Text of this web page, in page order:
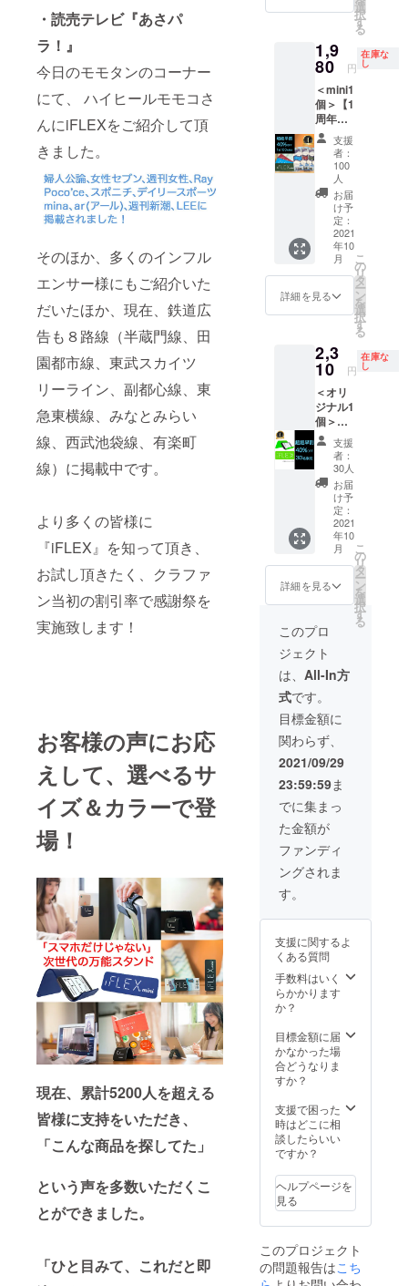
・読売テレビ『あさパ
ラ！』
今日のモモタンのコーナー
にて、 ハイヒールモモコさ
んにiFLEXをご紹介して頂
きました。
そのほか、多くのインフル
エンサー様にもご紹介いた
だいたほか、現在、鉄道広
告も８路線（半蔵門線、田
園都市線、東武スカイツ
リーライン、副都心線、東
急東横線、みなとみらい
線、西武池袋線、有楽町
線）に掲載中です。
より多くの皆様に
『iFLEX』を知って頂き、
お試し頂きたく、クラファ
ン当初の割引率で感謝祭を
実施致します！
お客様の声にお応
えして、選べるサ
イズ＆カラーで登
場！
現在、累計5200人を超える
皆様に支持をいただき、
「こんな商品を探してた」
という声を多数いただくこ
とができました。
「ひと目みて、これだと即
カラー
はイ
です。
※ネコポ
ス にて
発送予
定で
す。 ※
製造状
況によ
り出荷
時期が
遅れる
場合、
早急に
致しま
す。
格：
3,850円
送料
込） の
【35％
OFF】
→
2,503円
【内
容】
■iFLEX
オリジ
ナル × 1
個（ラ
イムグ
リー
ン） ※
写真の
カラー
はイ
ス にて
発送予
す。 ※
製造状
況によ
り出荷
時期が
遅れる
場合、
早急に
ご連絡
致しま
す。
選
択
す
る
1,9
80 円
在庫な
し
＜mini1
個＞【1
周年超
超早割
40％OF
iFLEX
mini×1
一般販
売価
格：
3,300円
（税・
送料
込） の
1,980円
【内
■iFLEX
mini × 1
個（ボ
ル
ドー、
サック
ス、プ
ティッ
シュグ
リーン
より１
色をお
選び下
※写真の
カラー
メージ
です。
ス にて
発送予
定で
す。 ※
製造状
り出荷
時期が
場合、
早急に
致しま
支援
者：
100
人
お届
け予
定：
2021
年10
月
詳細を見る
こ
の
リ
タ
ー
ン
を
選
択
す
る
2,3
10 円
在庫な
し
＜オリ
ジナル1
個＞ラ
イムグ
リーン
【1周年
超超早
40％OF
iFLEX
オリジ
ナル×1
一般販
売価
3,850円
（税・
送料
込） の
【40％
OFF】
→
2,310円
【内
容】
■iFLEX
オリジ
ナル × 1
個（ラ
イムグ
リー
ン） ※
写真の
メージ
※ネコポ
ス にて
発送予
定で
況によ
り出荷
時期が
早急に
ご連絡
致しま
す。
支援
者：
30人
お届
け予
定：
2021
年10
月
詳細を見る
こ
の
リ
タ
ー
ン
を
選
択
す
る
このプロ
ジェクト
は、 All-In方
式です。
目標金額に
関わらず、
2021/09/29
23:59:59ま
でに集まっ
た金額が
ファンディ
ングされま
す。
支援に関するよ
くある質問
手数料はいく
らかかります
か？
目標金額に届
かなかった場
合どうなりま
すか？
支援で困った
時はどこに相
談したらいい
ですか？
ヘルプページを
見る
このプロジェクト
の問題報告はこち